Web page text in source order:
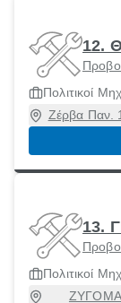
12.
Πολιτικοί
Ζέρβα Παν.
13.
Πολιτικοί